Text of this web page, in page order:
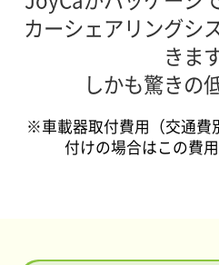
カーシェアリングシ
きま
しかも驚きの
※車載器取付費用（交通費
付けの場合はこの費